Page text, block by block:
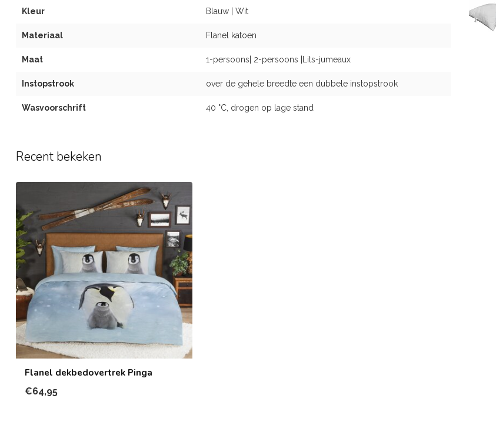
Kleur Blauw | Wit
Materiaal Flanel katoen
Maat 1-persoons| 2-persoons |Lits-jumeaux
Instopstrook over de gehele breedte een dubbele instopstrook
Wasvoorschrift 40 °C, drogen op lage stand
Recent bekeken
Flanel dekbedovertrek Pinga
€64,95